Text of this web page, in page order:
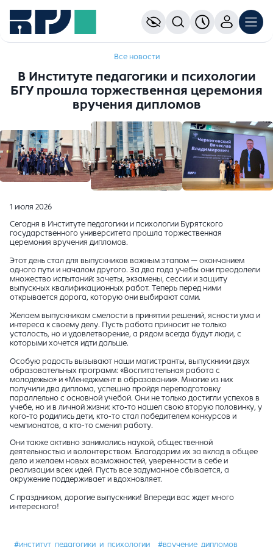
Все новости
В Институте педагогики и психологии
БГУ прошла торжественная церемония
вручения дипломов
1 июля 2026
Сегодня в Институте педагогики и психологии Бурятского
государственного университета прошла торжественная
церемония вручения дипломов.
Этот день стал для выпускников важным этапом — окончанием
одного пути и началом другого. За два года учебы они преодолели
множество испытаний: зачеты, экзамены, сессии и защиту
выпускных квалификационных работ. Теперь перед ними
открывается дорога, которую они выбирают сами.
Желаем выпускникам смелости в принятии решений, ясности ума и
интереса к своему делу. Пусть работа приносит не только
усталость, но и удовлетворение, а рядом всегда будут люди, с
которыми хочется идти дальше.
Особую радость вызывают наши магистранты, выпускники двух
образовательных программ: «Воспитательная работа с
молодежью» и «Менеджмент в образовании». Многие из них
получили два диплома, успешно пройдя переподготовку
параллельно с основной учебой. Они не только достигли успехов в
учебе, но и в личной жизни: кто-то нашел свою вторую половинку, у
кого-то родились дети, кто-то стал победителем конкурсов и
чемпионатов, а кто-то сменил работу.
Они также активно занимались наукой, общественной
деятельностью и волонтерством. Благодарим их за вклад в общее
дело и желаем новых возможностей, уверенности в себе и
реализации всех идей. Пусть все задуманное сбывается, а
окружение поддерживает и вдохновляет.
С праздником, дорогие выпускники! Впереди вас ждет много
интересного!
#институт_педагогики_и_психологии #вручение_дипломов